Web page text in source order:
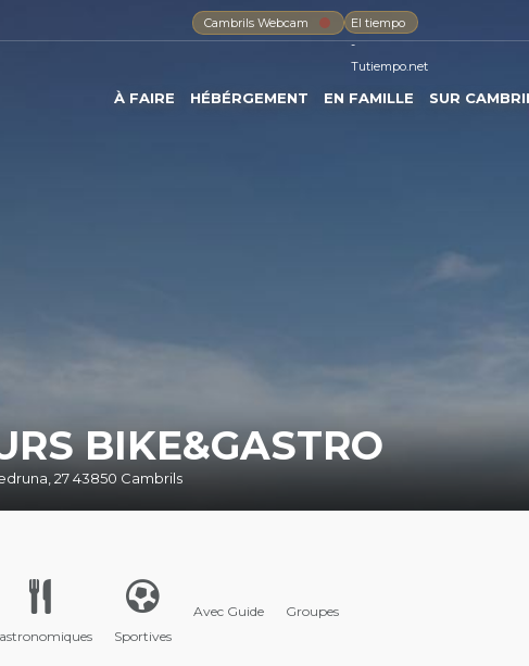
Cambrils Webcam
El tiempo
-
Tutiempo.net
À FAIRE HÉBÉRGEMENT EN FAMILLE SUR
BIKE&GASTRO
27 43850 Cambrils
Sportives
Avec Guide Groupes